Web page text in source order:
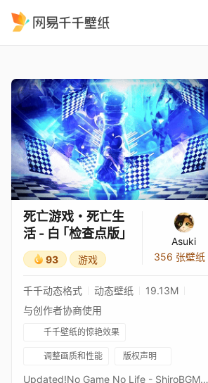
死亡游戏・死亡生
活 - 白 ｢检查点版｣
93 游戏
Asuki
356 张壁纸
千千动态格式 动态壁纸
19.13M
与创作者协商使用
千千壁纸的惊艳效果
调整画质和性能 版权声明
Updated!No Game No Life - ShiroBGMDISCLAIMERI do not own any artwork, I only do the animations. If the source is missing, and you know who it is, please write a comment with the artist's name[ko-fi.com]